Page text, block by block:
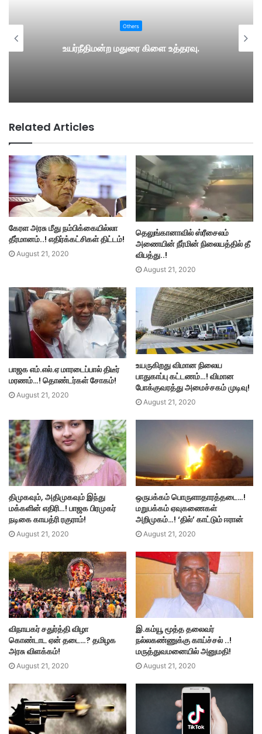
Others
உயர்நீதிமன்ற மதுரை கிளை உத்தரவு.
Related Articles
கேரள அரசு மீது நம்பிக்கையில்லா
தீர்மானம்..! எதிர்க்கட்சிகள் திட்டம்!
August 21, 2020
தெலுங்கானாவில் ஸ்ரீசைலம்
அணையின் நீர்மின் நிலையத்தில் தீ
விபத்து..!
August 21, 2020
பாஜக எம்.எல்.ஏ மாரடைப்பால் திடீர்
மரணம்…! தொண்டர்கள் சோகம்!
August 21, 2020
உயருகிறது விமான நிலைய
பாதுகாப்பு கட்டணம்…! விமான
போக்குவரத்து அமைச்சகம் முடிவு!
August 21, 2020
திமுகவும், அதிமுகவும் இந்து
மக்களின் எதிரி…! பாஜக பிரமுகர்
நடிகை காயத்ரி ரகுராம்!
August 21, 2020
ஒருபக்கம் பொருளாதாரத்தடை…!
மறுபக்கம் ஏவுகணைகள்
அறிமுகம்…! ‘தில்’ காட்டும் ஈரான்
August 21, 2020
விநாயகர் சதுர்த்தி விழா
கொண்டாட ஏன் தடை…? தமிழக
அரசு விளக்கம்!
August 21, 2020
இ.கம்யூ மூத்த தலைவர்
நல்லகண்ணுக்கு காய்ச்சல் ..!
மருத்துவமனையில் அனுமதி!
August 21, 2020